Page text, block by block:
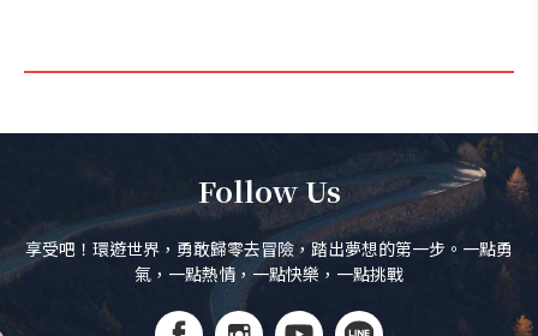
Follow Us
享受吧！環遊世界，勇敢歸零去冒險，踏出夢想的第一步。一點勇
氣，一點熱情，一點快樂，一點挑戰